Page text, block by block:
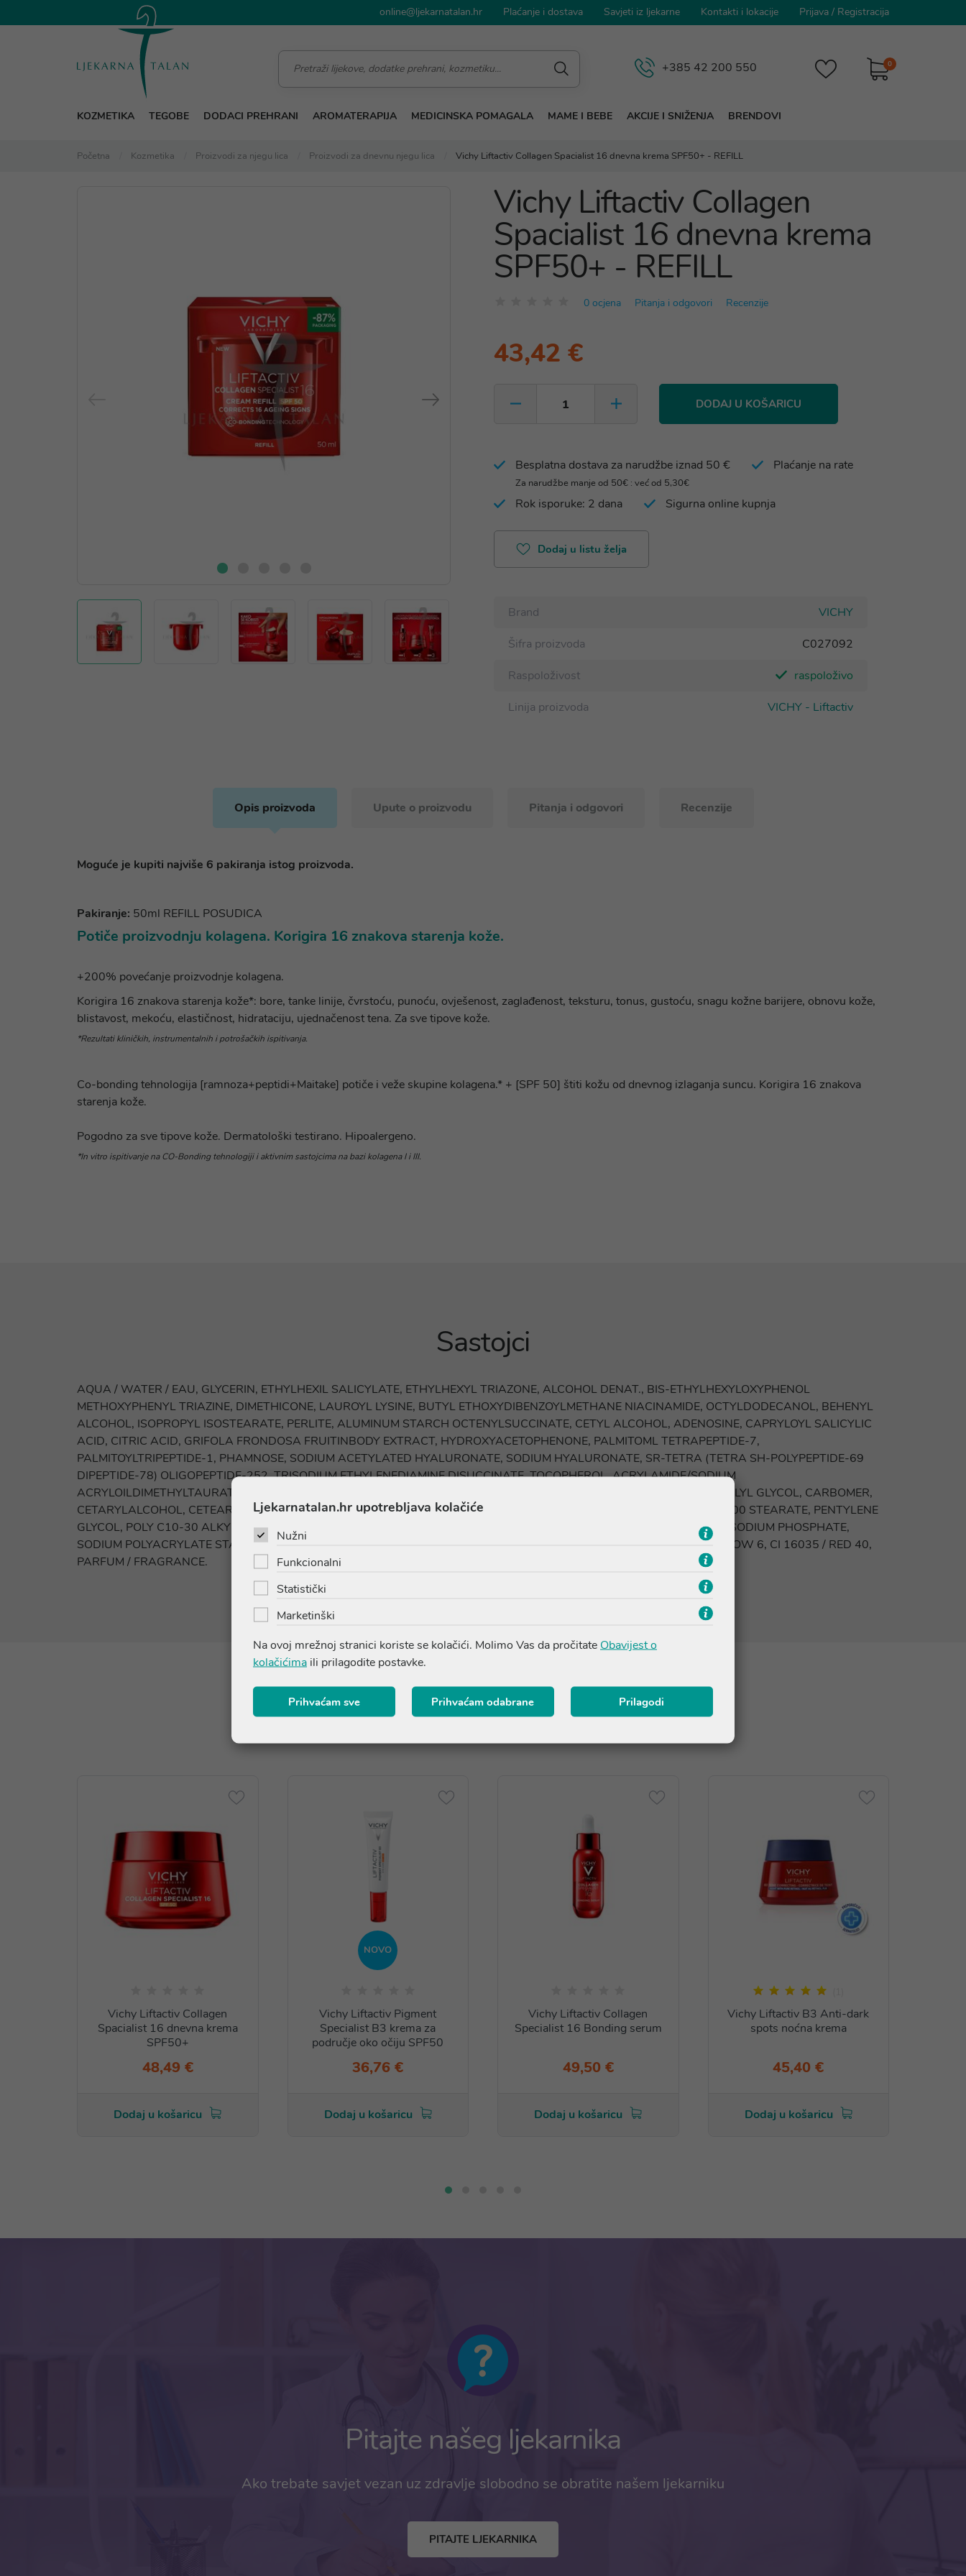
online@ljekarnatalan.hr Plaćanje i dostava Savjeti iz ljekarne Kontakti i lokacije Prijava / Registracija
0
+385 42 200 550
KOZMETIKA TEGOBE DODACI PREHRANI AROMATERAPIJA MEDICINSKA POMAGALA MAME I BEBE AKCIJE I SNIŽENJA BRENDOVI
Početna Kozmetika Proizvodi za njegu lica Proizvodi za dnevnu njegu lica Vichy Liftactiv Collagen Spacialist 16 dnevna krema SPF50+ - REFILL
Vichy Liftactiv Collagen
Spacialist 16 dnevna krema
SPF50+ - REFILL
0 ocjena Pitanja i odgovori Recenzije
43,42 €
DODAJ U KOŠARICU
Besplatna dostava za narudžbe iznad 50 €
Za narudžbe manje od 50€ : već od 5,30€
Plaćanje na rate
Rok isporuke: 2 dana Sigurna online kupnja
Dodaj u listu želja
Brand
VICHY
Šifra proizvoda
C027092
Raspoloživost
raspoloživo
Linija proizvoda
VICHY - Liftactiv
Opis proizvoda Upute o proizvodu Pitanja i odgovori Recenzije
Moguće je kupiti najviše 6 pakiranja istog proizvoda.
Pakiranje: 50ml REFILL POSUDICA
Potiče proizvodnju kolagena. Korigira 16 znakova starenja kože.
+200% povećanje proizvodnje kolagena.
Korigira 16 znakova starenja kože*: bore, tanke linije, čvrstoću, punoću, ovješenost, zaglađenost, teksturu, tonus, gustoću, snagu kožne barijere, obnovu kože,
blistavost, mekoću, elastičnost, hidrataciju, ujednačenost tena. Za sve tipove kože.
*Rezultati kliničkih, instrumentalnih i potrošačkih ispitivanja.
Co-bonding tehnologija [ramnoza+peptidi+Maitake] potiče i veže skupine kolagena.* + [SPF 50] štiti kožu od dnevnog izlaganja suncu. Korigira 16 znakova
starenja kože.
Pogodno za sve tipove kože. Dermatološki testirano. Hipoalergeno.
*In vitro ispitivanje na CO-Bonding tehnologiji i aktivnim sastojcima na bazi kolagena I i III.
Sastojci
AQUA / WATER / EAU, GLYCERIN, ETHYLHEXIL SALICYLATE, ETHYLHEXYL TRIAZONE, ALCOHOL DENAT., BIS-ETHYLHEXYLOXYPHENOL
METHOXYPHENYL TRIAZINE, DIMETHICONE, LAUROYL LYSINE, BUTYL ETHOXYDIBENZOYLMETHANE NIACINAMIDE, OCTYLDODECANOL, BEHENYL
ALCOHOL, ISOPROPYL ISOSTEARATE, PERLITE, ALUMINUM STARCH OCTENYLSUCCINATE, CETYL ALCOHOL, ADENOSINE, CAPRYLOYL SALICYLIC
ACID, CITRIC ACID, GRIFOLA FRONDOSA FRUITINBODY EXTRACT, HYDROXYACETOPHENONE, PALMITOML TETRAPEPTIDE-7,
PALMITOYLTRIPEPTIDE-1, PHAMNOSE, SODIUM ACETYLATED HYALURONATE, SODIUM HYALURONATE, SR-TETRA (TETRA SH-POLYPEPTIDE-69
DIPEPTIDE-78) OLIGOPEPTIDE-252, TRISODIUM ETHYLENEDIAMINE DISUCCINATE, TOCOPHEROL, ACRYLAMIDE/SODIUM
ACRYLOILDIMETHYLTAURATE COPOLYMER, AMMONIUM POLYACRYLOVLDMETHIL TAURATE, BUTYLENE GLYCOL, CAPRYLYL GLYCOL, CARBOMER,
CETARYLALCOHOL, CETEARYL GLUCOSIDE, ISOHEXADECANE, MALTODEX-TRIN, MYRISTICACID, PALMITIC ACID, PEG- 100 STEARATE, PENTYLENE
GLYCOL, POLY C10-30 ALKYL ACRYLATE, POLYSORBATE 20, POLYSORBATE 80, SODIUM CHLORIDE, SODIUM LACTATE, SODIUM PHOSPHATE,
SODIUM POLYACRYLATE STARCH, SODIUM STEAROYL GLUTAMATE, SORBITAN OLEATE, STEARIC ACID, CI 15985 / YELLOW 6, CI 16035 / RED 40,
PARFUM / FRAGRANCE.
Proizvodi iz iste linije
Vichy Liftactiv Collagen
Spacialist 16 dnevna krema
SPF50+
48,49 €
Dodaj u košaricu
NOVO
Vichy Liftactiv Pigment
Specialist B3 krema za
područje oko očiju SPF50
36,76 €
Dodaj u košaricu
Vichy Liftactiv Collagen
Specialist 16 Bonding serum
49,50 €
Dodaj u košaricu
Vichy Liftactiv B3 Anti-dark
spots noćna krema
45,40 €
Dodaj u košaricu
Pitajte našeg ljekarnika
Ako trebate savjet vezan uz zdravlje slobodno se obratite našem ljekarniku
PITAJTE LJEKARNIKA
Ljekarnatalan.hr upotrebljava kolačiće
Nužni
Funkcionalni
Statistički
Marketinški
Na ovoj mrežnoj stranici koriste se kolačići. Molimo Vas da pročitateObavijest o
kolačićima ili prilagodite postavke.
Prihvaćam sve Prihvaćam odabrane Prilagodi